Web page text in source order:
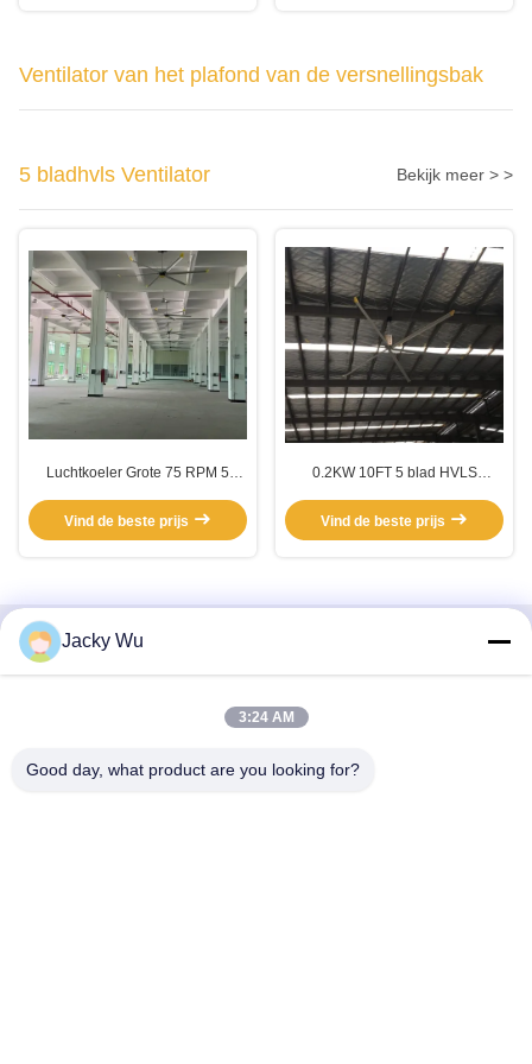
Ventilator van het plafond van de versnellingsbak
5 bladhvls Ventilator Bekijk meer > >
Luchtkoeler Grote 75 RPM 5
Vind de beste prijs
0.2KW 10FT 5 blad HVLS
Vind de beste prijs
Snel contact
industriële haven, nr.117, Nansan Road, economische
Jacky Wu
3:24 AM
Good day, what product are you looking for?